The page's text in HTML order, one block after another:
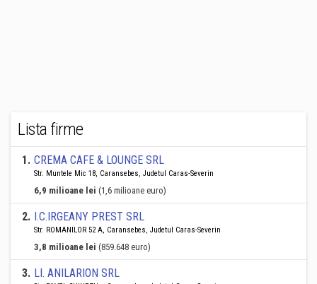
Lista firme
1. CREMA CAFE & LOUNGE SRL
Str. Muntele Mic 18, Caransebes, Judetul Caras-Severin
6,9 milioane lei (1,6 milioane euro)
2. I.C.IRGEANY PREST SRL
Str. ROMANILOR 52 A, Caransebes, Judetul Caras-Severin
3,8 milioane lei (859.648 euro)
3. LI. ANILARION SRL